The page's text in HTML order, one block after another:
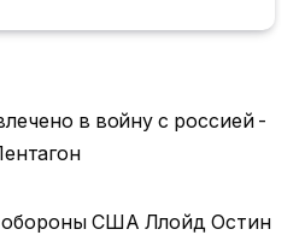
обороны США Ллойд Остин